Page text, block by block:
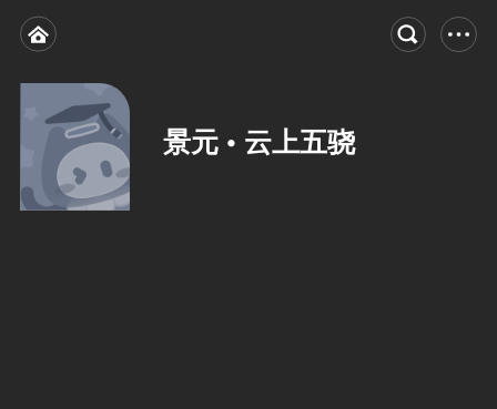
景元 • 云上五骁